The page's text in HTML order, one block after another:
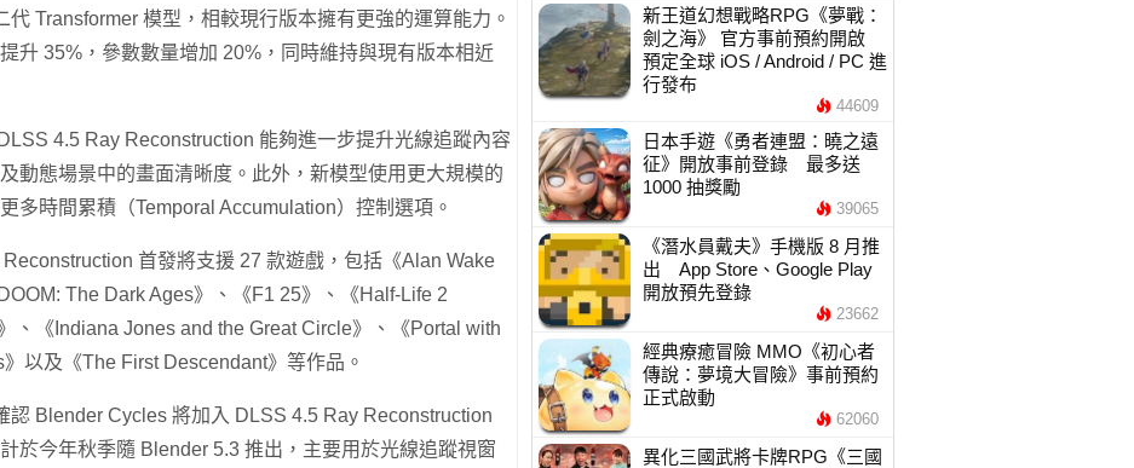
代 Transformer 模型，相較現行版本擁有更強的運算能力。
升 35%，參數數量增加 20%，同時維持與現有版本相近
4.5 Ray Reconstruction 能夠進一步提升光線追蹤內容
動態場景中的畫面清晰度。此外，新模型使用更大規模的
多時間累積（Temporal Accumulation）控制選項。
首發將支援 27 款遊戲，包括《Alan Wake
The Dark Ages》、《F1 25》、《Half-Life 2
、《Indiana Jones and the Great Circle》、《Portal with
以及《The First Descendant》等作品。
認 Blender Cycles 將加入 DLSS 4.5 Ray Reconstruction
於今年秋季隨 Blender 5.3 推出，主要用於光線追蹤視窗
新王道幻想戰略RPG《夢戰：
劍之海》 官方事前預約開啟
預定全球 iOS / Android / PC 進
行發布
44609
日本手遊《勇者連盟：曉之遠
征》開放事前登錄 最多送
1000 抽獎勵
39065
《潛水員戴夫》手機版 8 月推
出 App Store、Google Play
開放預先登錄
23662
經典療癒冒險 MMO《初心者
傳說：夢境大冒險》事前預約
正式啟動
62060
異化三國武將卡牌RPG《三國